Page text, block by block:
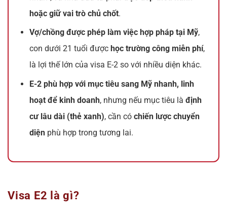
hoặc giữ vai trò chủ chốt.
Vợ/chồng được phép làm việc hợp pháp tại Mỹ,
con dưới 21 tuổi được học trường công miễn phí,
là lợi thế lớn của visa E-2 so với nhiều diện khác.
E-2 phù hợp với mục tiêu sang Mỹ nhanh, linh
hoạt để kinh doanh, nhưng nếu mục tiêu làđịnh
cư lâu dài (thẻ xanh), cần cóchiến lược chuyển
diện phù hợp trong tương lai.
Visa E2 là gì?